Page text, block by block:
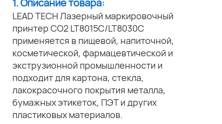
1. Описание товара:
LEAD TECH Лазерный маркировочный
принтер CO2 LT8015C/LT8030C
применяется в пищевой, напиточной,
косметической, фармацевтической и
экструзионной промышленности и
подходит для картона, стекла,
лакокрасочного покрытия металла,
бумажных этикеток, ПЭТ и других
пластиковых материалов.